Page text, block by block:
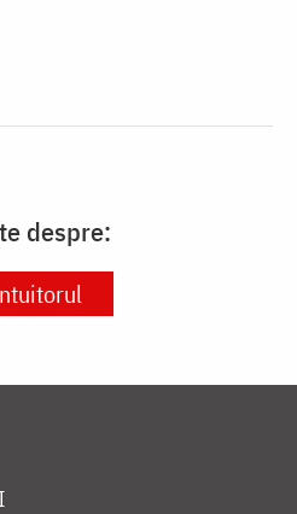
despre: